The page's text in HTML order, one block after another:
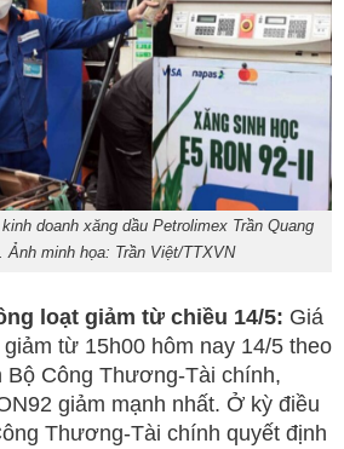
doanh xăng dầu Petrolimex Trần Quang
Ảnh minh họa: Trần Việt/TTXVN
loạt giảm từ chiều 14/5: Giá
từ 15h00 hôm nay 14/5 theo
Bộ Công Thương-Tài chính,
giảm mạnh nhất. Ở kỳ điều
Thương-Tài chính quyết định